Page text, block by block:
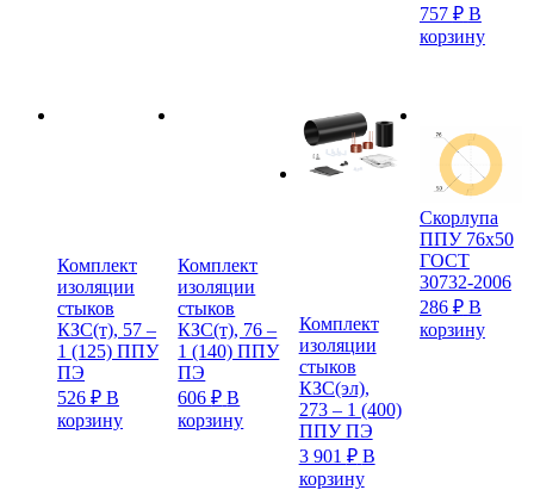
757 ₽ В
корзину
Комплект
изоляции
стыков
КЗС(т), 57 –
1 (125) ППУ
ПЭ
526 ₽ В
корзину
Комплект
изоляции
стыков
КЗС(т), 76 –
1 (140) ППУ
ПЭ
606₽ В
корзину
Комплект
изоляции
стыков
КЗС(эл),
273 – 1 (400)
ППУ ПЭ
3 901 ₽ В
корзину
Скорлупа
ППУ 76х50
ГОСТ
30732-2006
286 ₽ В
корзину